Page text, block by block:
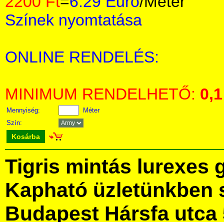
Színek nyomtatása
ONLINE RENDELÉS:
MINIMUM RENDELHETŐ: 0,1
Mennyiség:
Méter
Szín:
Kosárba
Tigris mintás lurexes
Kapható üzletünkben
Budapest Hársfa utca